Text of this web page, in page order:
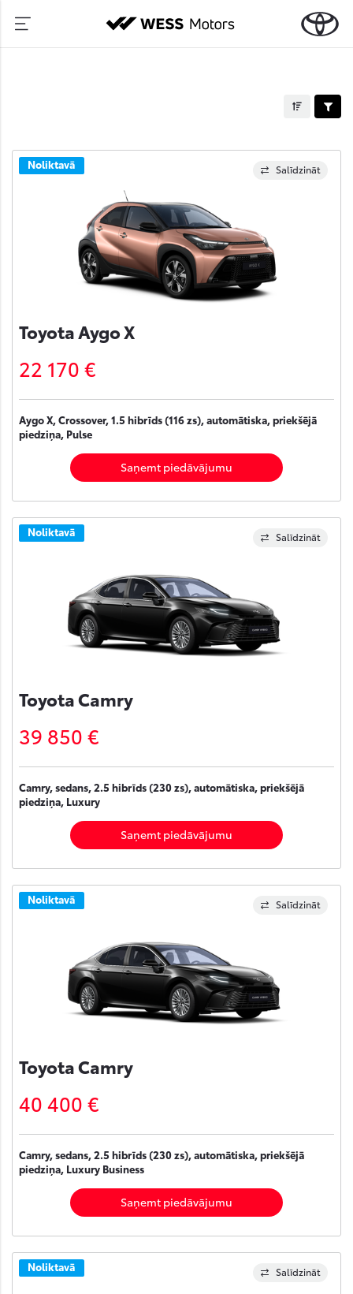
Salīdzināt
Noliktavā
Toyota Aygo X
22 170 €
Aygo X, Crossover, 1.5 hibrīds (116 zs), automātiska, priekšējā
piedziņa, Pulse
Saņemt piedāvājumu
Salīdzināt
Noliktavā
Toyota Camry
39 850 €
Camry, sedans, 2.5 hibrīds (230 zs), automātiska, priekšējā
piedziņa, Luxury
Saņemt piedāvājumu
Salīdzināt
Noliktavā
Toyota Camry
40 400 €
Camry, sedans, 2.5 hibrīds (230 zs), automātiska, priekšējā
piedziņa, Luxury Business
Saņemt piedāvājumu
Salīdzināt
Noliktavā